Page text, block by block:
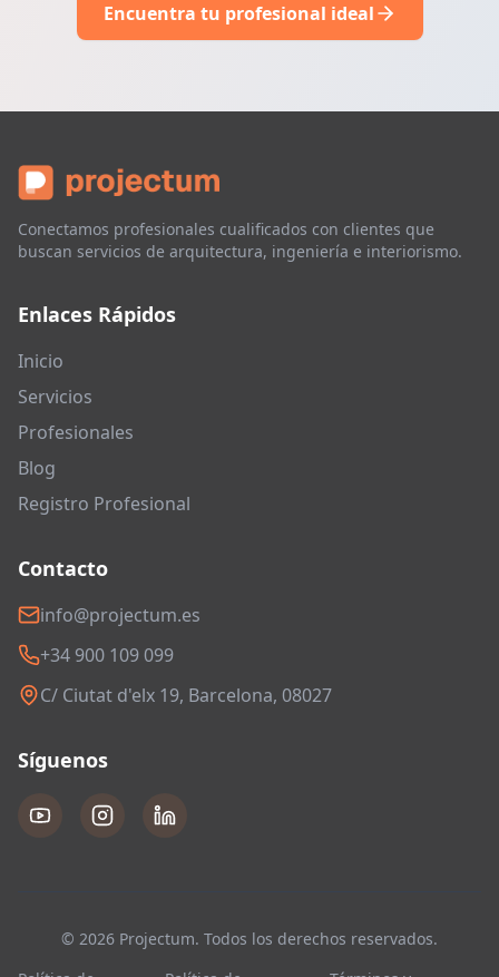
Encuentra tu profesional ideal
Conectamos profesionales cualificados con clientes que
buscan servicios de arquitectura, ingeniería e interiorismo.
Enlaces Rápidos
Inicio
Servicios
Profesionales
Blog
Registro Profesional
Contacto
info@projectum.es
+34 900 109 099
C/ Ciutat d'elx 19, Barcelona, 08027
Síguenos
© 2026 Projectum. Todos los derechos reservados.